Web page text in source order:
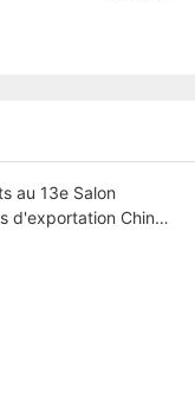
au 13e Salon
d'exportation Chine-